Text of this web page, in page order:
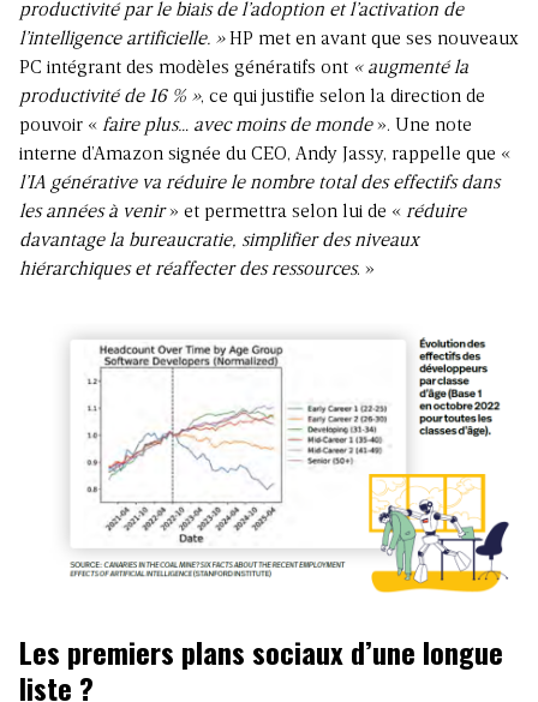
productivité par le biais de l’adoption et l’activation de
l’intelligence artificielle. »HP met en avant que ses nouveaux
PC intégrant des modèles génératifs ont « augmenté la
productivité de 16 % », ce qui justifie selon la direction de
pouvoir « faire plus… avec moins de monde». Une note
interne d’Amazon signée du CEO, Andy Jassy, rappelle que «
l’IA générative va réduire le nombre total des effectifs dans
les années à venir» et permettra selon lui de « réduire
davantage la bureaucratie, simplifier des niveaux
hiérarchiques et réaffecter des ressources. »
Les premiers plans sociaux d’une longue
liste ?